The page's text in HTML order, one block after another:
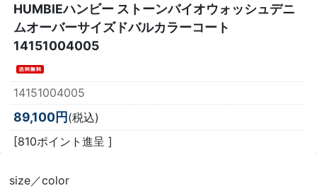
HUMBIEハンビー ストーンバイオウォッシュデニ
ムオーバーサイズドバルカラーコート
14151004005
14151004005
89,100円 (税込)
[810ポイント進呈 ]
size／color